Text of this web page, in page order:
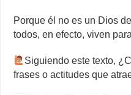
Porque él no es un Dios
todos, en efecto, viven
Siguiendo este texto,
frases o actitudes que